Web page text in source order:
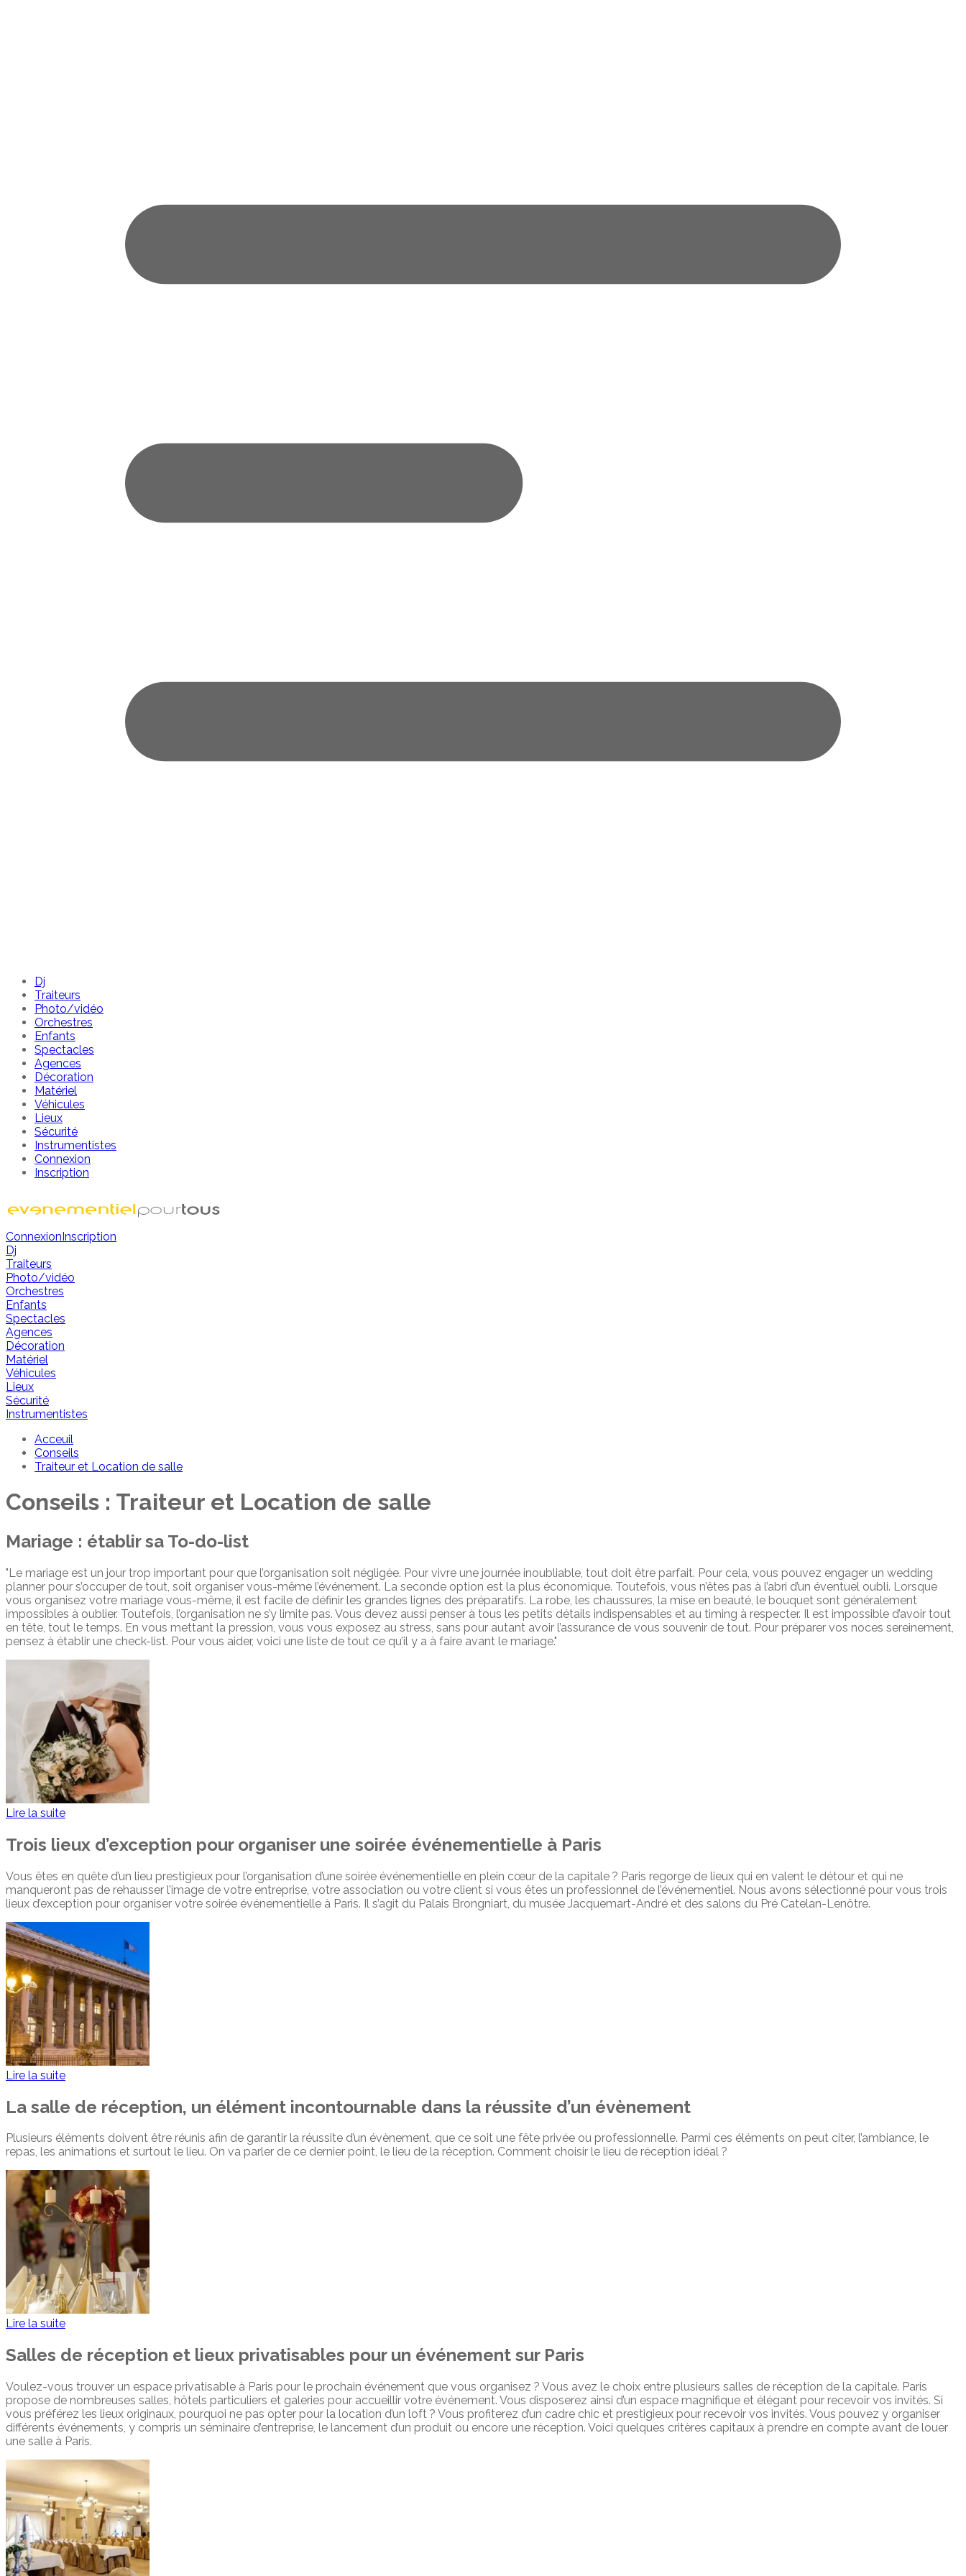
Dj
Traiteurs
Photo/vidéo
Orchestres
Enfants
Spectacles
Agences
Décoration
Matériel
Véhicules
Lieux
Sécurité
Instrumentistes
Connexion
Inscription
ConnexionInscription
Dj
Traiteurs
Photo/vidéo
Orchestres
Enfants
Spectacles
Agences
Décoration
Matériel
Véhicules
Lieux
Sécurité
Instrumentistes
Acceuil
Conseils
Traiteur et Location de salle
Conseils : Traiteur et Location de salle
Mariage : établir sa To-do-list
"Le mariage est un jour trop important pour que l’organisation soit négligée. Pour vivre une journée inoubliable, tout doit être parfait. Pour cela, vous pouvez engager un wedding
planner pour s’occuper de tout, soit organiser vous-même l’événement. La seconde option est la plus économique. Toutefois, vous n’êtes pas à l’abri d’un éventuel oubli. Lorsque
vous organisez votre mariage vous-même, il est facile de définir les grandes lignes des préparatifs. La robe, les chaussures, la mise en beauté, le bouquet sont généralement
impossibles à oublier. Toutefois, l’organisation ne s’y limite pas. Vous devez aussi penser à tous les petits détails indispensables et au timing à respecter. Il est impossible d’avoir tout
en tête, tout le temps. En vous mettant la pression, vous vous exposez au stress, sans pour autant avoir l’assurance de vous souvenir de tout. Pour préparer vos noces sereinement,
pensez à établir une check-list. Pour vous aider, voici une liste de tout ce qu’il y a à faire avant le mariage."
Lire la suite
Trois lieux d’exception pour organiser une soirée événementielle à Paris
Vous êtes en quête d’un lieu prestigieux pour l’organisation d’une soirée événementielle en plein cœur de la capitale ? Paris regorge de lieux qui en valent le détour et qui ne
manqueront pas de rehausser l’image de votre entreprise, votre association ou votre client si vous êtes un professionnel de l’événementiel. Nous avons sélectionné pour vous trois
lieux d’exception pour organiser votre soirée événementielle à Paris. Il s’agit du Palais Brongniart, du musée Jacquemart-André et des salons du Pré Catelan-Lenôtre.
Lire la suite
La salle de réception, un élément incontournable dans la réussite d’un évènement
Plusieurs éléments doivent être réunis afin de garantir la réussite d’un évènement, que ce soit une fête privée ou professionnelle. Parmi ces éléments on peut citer, l’ambiance, le
repas, les animations et surtout le lieu. On va parler de ce dernier point, le lieu de la réception. Comment choisir le lieu de réception idéal ?
Lire la suite
Salles de réception et lieux privatisables pour un événement sur Paris
Voulez-vous trouver un espace privatisable à Paris pour le prochain événement que vous organisez ? Vous avez le choix entre plusieurs salles de réception de la capitale. Paris
propose de nombreuses salles, hôtels particuliers et galeries pour accueillir votre événement. Vous disposerez ainsi d’un espace magnifique et élégant pour recevoir vos invités. Si
vous préférez les lieux originaux, pourquoi ne pas opter pour la location d’un loft ? Vous profiterez d’un cadre chic et prestigieux pour recevoir vos invités. Vous pouvez y organiser
différents événements, y compris un séminaire d’entreprise, le lancement d’un produit ou encore une réception. Voici quelques critères capitaux à prendre en compte avant de louer
une salle à Paris.